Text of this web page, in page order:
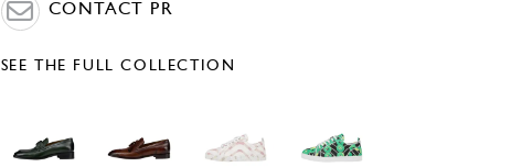
CONTACT PR
SEE THE FULL COLLECTION